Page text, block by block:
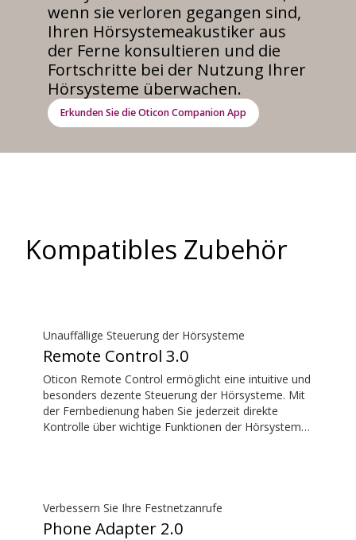
wenn sie verloren gegangen sind,
Ihren Hörsystemeakustiker aus
der Ferne konsultieren und die
Fortschritte bei der Nutzung Ihrer
Hörsysteme überwachen.
Erkunden Sie die Oticon Companion App
Kompatibles Zubehör
Unauffällige Steuerung der Hörsysteme
Remote Control 3.0
Oticon Remote Control ermöglicht eine intuitive und
besonders dezente Steuerung der Hörsysteme. Mit
der Fernbedienung haben Sie jederzeit direkte
Kontrolle über wichtige Funktionen der Hörsysteme,
Verbessern Sie Ihre Festnetzanrufe
Phone Adapter 2.0